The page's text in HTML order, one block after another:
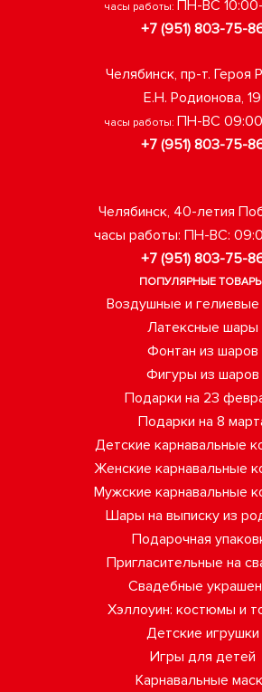
часы работы: ПН-ВС
+7 (951) 803-75-
Челябинск, пр-т. Героя
Е.Н. Родионова, 19
часы работы: ПН-ВС
+7 (951) 803-75-
Челябинск, 40-летия
часы работы: ПН-ВС:
+7 (951) 803-75-
ПОПУЛЯРНЫЕ
Воздушные и
Латексные шары
Фонтан из шаров
Фигуры из шаров
Подарки на 23
Подарки на 8
Детские карнавальные
Женские карнавальные
Мужские карнавальные
Шары на выписку из
Подарочная
Пригласительные на
Свадебные
Хэллоуин: костюмы и
Детские игрушки
Игры для детей
Карнавальные